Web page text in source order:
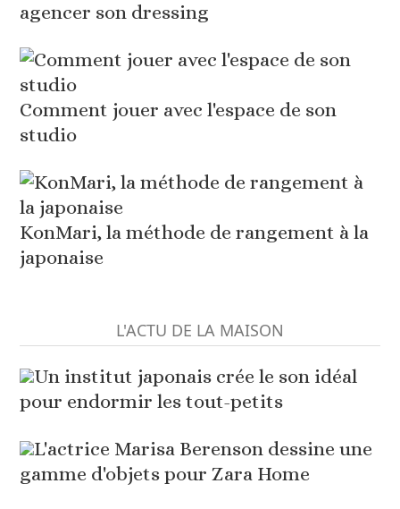
agencer son dressing
Comment jouer avec l'espace de son
studio
KonMari, la méthode de rangement à la
japonaise
L'ACTU DE LA MAISON
Un institut japonais crée le son idéal
pour endormir les tout-petits
L'actrice Marisa Berenson dessine une
gamme d'objets pour Zara Home